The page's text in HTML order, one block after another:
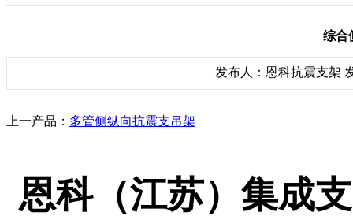
综合
发布人：恩科抗震支架
上一产品： 多管侧纵向抗震支吊架
恩科（江苏）集成